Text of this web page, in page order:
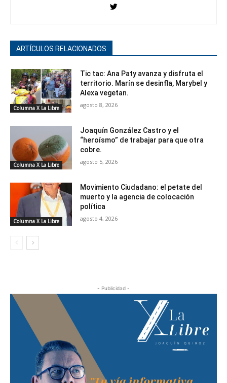
ARTÍCULOS RELACIONADOS
Columna X La Libre
Tic tac: Ana Paty avanza y disfruta el
territorio. Marín se desinfla, Marybel y
Alexa vegetan.
agosto 8, 2026
Columna X La Libre
Joaquín González Castro y el
“heroísmo” de trabajar para que otra
cobre.
agosto 5, 2026
Columna X La Libre
Movimiento Ciudadano: el petate del
muerto y la agencia de colocación
política
agosto 4, 2026
- Publicidad -